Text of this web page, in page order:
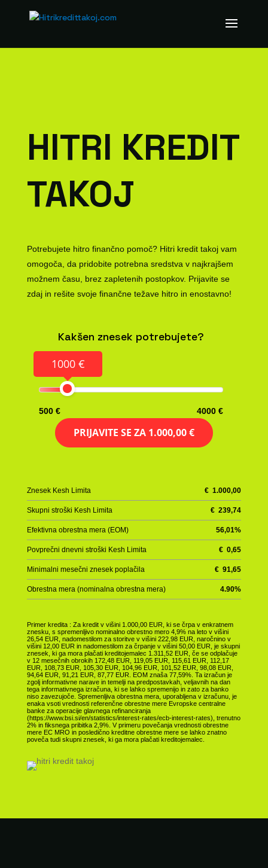
HITRI KREDIT
TAKOJ
Potrebujete hitro finančno pomoč? Hitri kredit takoj vam
omogoča, da pridobite potrebna sredstva v najkrajšem
možnem času, brez zapletenih postopkov. Prijavite se
zdaj in rešite svoje finančne težave hitro in enostavno!
Kakšen znesek potrebujete?
1000 €
500 € 4000 €
PRIJAVITE SE ZA 1.000,00 €
Znesek Kesh Limita €1.000,00
Skupni stroški Kesh Limita €239,74
Efektivna obrestna mera (EOM) 56,01%
Povprečni dnevni stroški Kesh Limita €0,65
Minimalni mesečni znesek poplačila €91,65
Obrestna mera (nominalna obrestna mera) 4.90%
Primer kredita : Za kredit v višini 1.000,00 EUR, ki se črpa v enkratnem
znesku, s spremenljivo nominalno obrestno mero 4,9% na leto v višini
26,54 EUR, nadomestilom za storitve v višini 222,98 EUR, naročnino v
višini 12,00 EUR in nadomestilom za črpanje v višini 50,00 EUR, je skupni
znesek, ki ga mora plačati kreditojemalec 1.311,52 EUR, če se odplačuje
v 12 mesečnih obrokih 172,48 EUR, 119,05 EUR, 115,61 EUR, 112,17
EUR, 108,73 EUR, 105,30 EUR, 104,96 EUR, 101,52 EUR, 98,08 EUR,
94,64 EUR, 91,21 EUR, 87,77 EUR. EOM znaša 77,59%. Ta izračun je
zgolj informativne narave in temelji na predpostavkah, veljavnih na dan
tega informativnega izračuna, ki se lahko spremenijo in zato za banko
niso zavezujoče. Spremenljiva obrestna mera, uporabljena v izračunu, je
enaka vsoti vrednosti referenčne obrestne mere Evropske centralne
banke za operacije glavnega refinanciranja
(https://www.bsi.si/en/statistics/interest-rates/ecb-interest-rates), trenutno
2% in fiksnega pribitka 2,9%. V primeru povečanja vrednosti obrestne
mere EC MRO in posledično kreditne obrestne mere se lahko znatno
poveča tudi skupni znesek, ki ga mora plačati kreditojemalec.